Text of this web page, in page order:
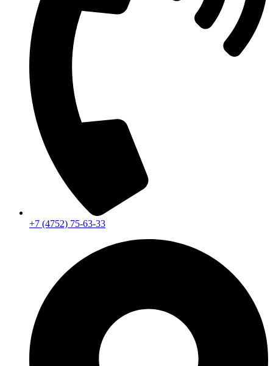
+7 (4752) 75-63-33